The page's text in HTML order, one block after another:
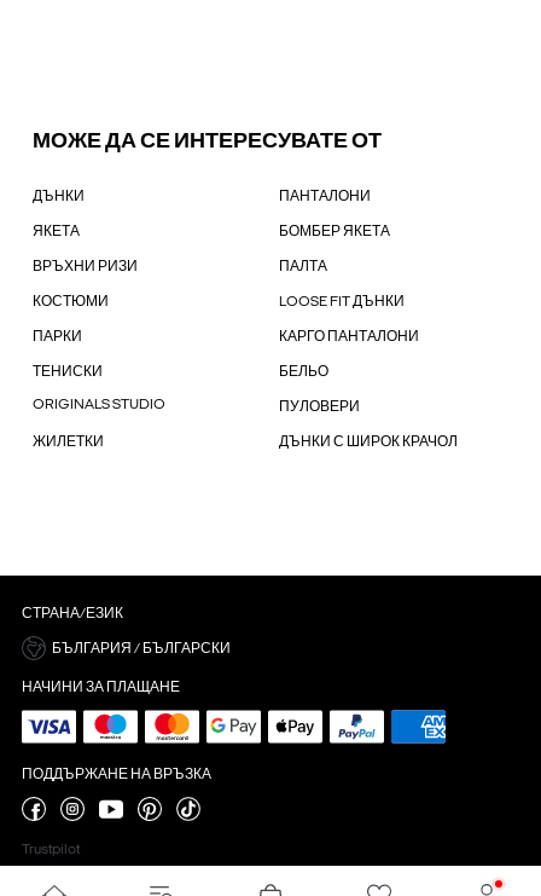
МОЖЕ ДА СЕ ИНТЕРЕСУВАТЕ ОТ
ДЪНКИ ПАНТАЛОНИ
ЯКЕТА БОМБЕР ЯКЕТА
ВРЪХНИ РИЗИ ПАЛТА
КОСТЮМИ LOOSE FIT ДЪНКИ
ПАРКИ КАРГО ПАНТАЛОНИ
ТЕНИСКИ БЕЛЬО
ORIGINALS STUDIO ПУЛОВЕРИ
ЖИЛЕТКИ ДЪНКИ С ШИРОК КРАЧОЛ
СТРАНА/ЕЗИК
БЪЛГАРИЯ / БЪЛГАРСКИ
НАЧИНИ ЗА ПЛАЩАНЕ
ПОДДЪРЖАНЕ НА ВРЪЗКА
Trustpilot